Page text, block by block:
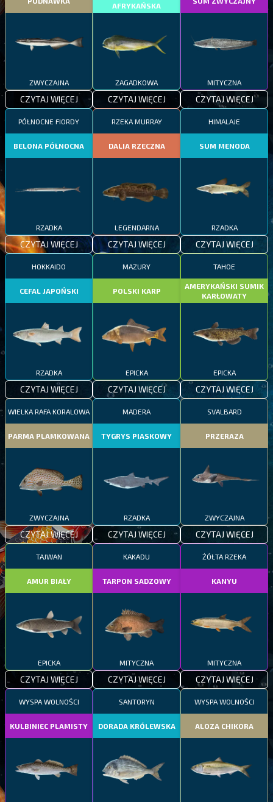
ZWYCZAJNA
CZYTAJ WIĘCEJ
AFRYKAŃSKA
ZAGADKOWA
CZYTAJ WIĘCEJ
MITYCZNA
CZYTAJ WIĘCEJ
PÓŁNOCNE FIORDY
BELONA PÓŁNOCNA
RZADKA
CZYTAJ WIĘCEJ
RZEKA MURRAY
DALIA RZECZNA
LEGENDARNA
CZYTAJ WIĘCEJ
HIMALAJE
SUM MENODA
RZADKA
CZYTAJ WIĘCEJ
HOKKAIDO
CEFAL JAPOŃSKI
RZADKA
CZYTAJ WIĘCEJ
MAZURY
POLSKI KARP
EPICKA
CZYTAJ WIĘCEJ
TAHOE
AMERYKAŃSKI SUMIK
KARŁOWATY
EPICKA
CZYTAJ WIĘCEJ
WIELKA RAFA KORALOWA
PARMA PLAMKOWANA
ZWYCZAJNA
CZYTAJ WIĘCEJ
MADERA
TYGRYS PIASKOWY
RZADKA
CZYTAJ WIĘCEJ
SVALBARD
PRZERAZA
ZWYCZAJNA
CZYTAJ WIĘCEJ
TAJWAN
AMUR BIAŁY
EPICKA
CZYTAJ WIĘCEJ
KAKADU
TARPON SADZOWY
MITYCZNA
CZYTAJ WIĘCEJ
ŻÓŁTA RZEKA
KANYU
MITYCZNA
CZYTAJ WIĘCEJ
WYSPA WOLNOŚCI
KULBINIEC PLAMISTY
SANTORYN
DORADA KRÓLEWSKA
WYSPA WOLNOŚCI
ALOZA CHIKORA